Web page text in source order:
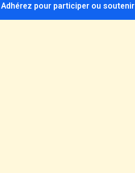
Adhérez pour participer ou soutenir